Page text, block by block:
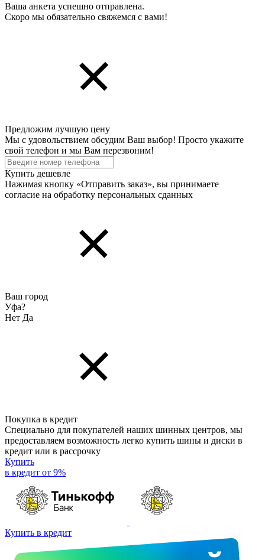
Ваша анкета успешно отправлена.
Скоро мы обязательно свяжемся с вами!
Предложим лучшую цену
Мы с удовольствием обсудим Ваш выбор! Просто укажите
свой телефон и мы Вам перезвоним!
Купить дешевле
Нажимая кнопку «Отправить заказ», вы принимаете
согласие на обработку персональных cданных
Ваш город
Уфа?
Нет Да
Покупка в кредит
Специально для покупателей наших шинных центров, мы
предоставляем возможность легко купить шины и диски в
кредит или в рассрочку
Купить
в кредит от 9%
Купить в кредит